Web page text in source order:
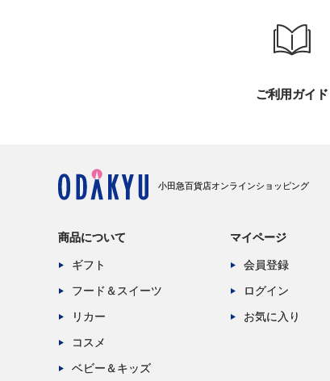
ご利用ガイド
小田急百貨店オンラインショッピング
商品について
ギフト
フード＆スイーツ
リカー
コスメ
ベビー＆キッズ
マイページ
会員登録
ログイン
お気に入り